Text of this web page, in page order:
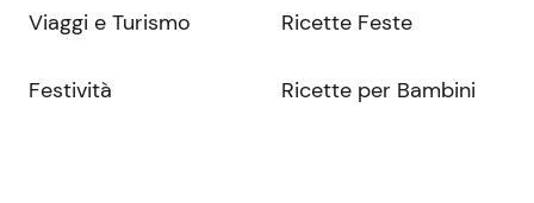
Viaggi e Turismo
Festività
Ricette Feste
Ricette per Bambini